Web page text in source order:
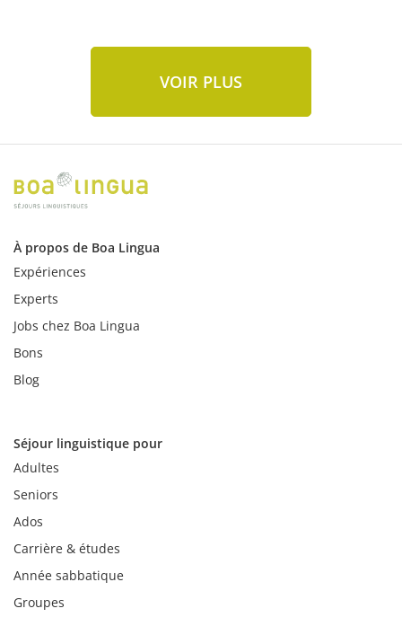
VOIR PLUS
À propos de Boa Lingua
Expériences
Experts
Jobs chez Boa Lingua
Bons
Blog
Séjour linguistique pour
Adultes
Seniors
Ados
Carrière & études
Année sabbatique
Groupes